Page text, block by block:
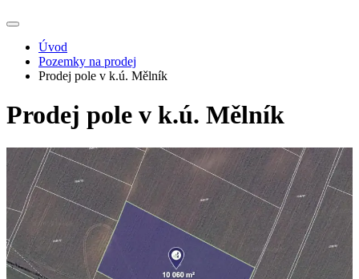
Úvod
Pozemky na prodej
Prodej pole v k.ú. Mělník
Prodej pole v k.ú. Mělník